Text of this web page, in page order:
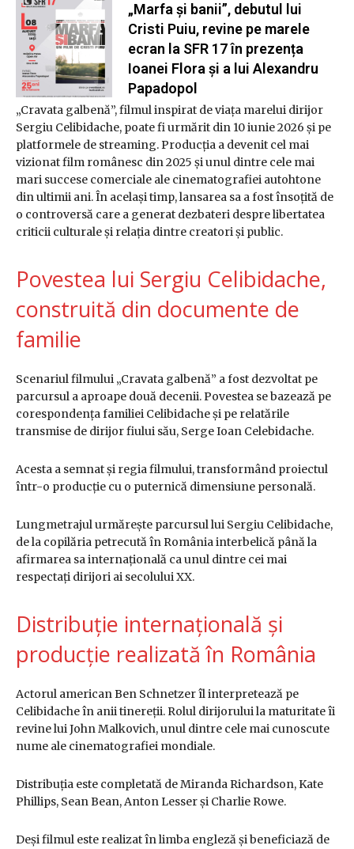
„Cravata galbenă”, filmul inspirat de viața marelui dirijor
Sergiu Celibidache, poate fi urmărit din 10 iunie 2026 și pe
platformele de streaming. Producția a devenit cel mai
vizionat film românesc din 2025 și unul dintre cele mai
mari succese comerciale ale cinematografiei autohtone
din ultimii ani. În același timp, lansarea sa a fost însoțită de
o controversă care a generat dezbateri despre libertatea
criticii culturale și relația dintre creatori și public.
Povestea lui Sergiu Celibidache,
construită din documente de
familie
Scenariul filmului „Cravata galbenă” a fost dezvoltat pe
parcursul a aproape două decenii. Povestea se bazează pe
corespondența familiei Celibidache și pe relatările
transmise de dirijor fiului său, Serge Ioan Celebidache.
Acesta a semnat și regia filmului, transformând proiectul
într-o producție cu o puternică dimensiune personală.
Lungmetrajul urmărește parcursul lui Sergiu Celibidache,
de la copilăria petrecută în România interbelică până la
afirmarea sa internațională ca unul dintre cei mai
respectați dirijori ai secolului XX.
Distribuție internațională și
producție realizată în România
Actorul american Ben Schnetzer îl interpretează pe
Celibidache în anii tinereții. Rolul dirijorului la maturitate îi
revine lui John Malkovich, unul dintre cele mai cunoscute
nume ale cinematografiei mondiale.
Distribuția este completată de Miranda Richardson, Kate
Phillips, Sean Bean, Anton Lesser și Charlie Rowe.
Deși filmul este realizat în limba engleză și beneficiază de
„Marfa și banii”, debutul lui
Cristi Puiu, revine pe marele
ecran la SFR 17 în prezența
Ioanei Flora și a lui Alexandru
Papadopol